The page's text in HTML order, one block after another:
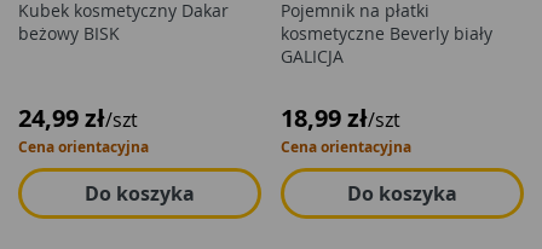
Kubek kosmetyczny Dakar
beżowy BISK
24,99 zł/szt
Cena orientacyjna
Do koszyka
Pojemnik na płatki
kosmetyczne Beverly biały
GALICJA
18,99 zł/szt
Cena orientacyjna
Do koszyka